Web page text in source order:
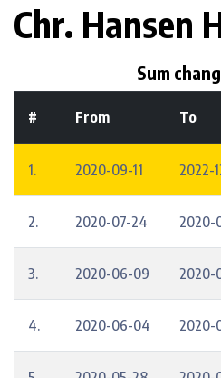
Chr. Hansen
Sum
# From To
1. 2020-09-11 2022-
2. 2020-07-24 2020-
3. 2020-06-09 2020-
4. 2020-06-04 2020-